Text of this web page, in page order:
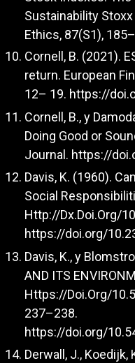
Sustainability
Ethics, 87(S1),
Cornell, B. (2021).
return. European
12– 19. https://
Cornell, B., y
Doing Good or
Journal. https://
Davis, K. (1960).
Social
Http://Dx.Doi.Org/
https://doi.org/
Davis, K., y
AND ITS
Https://Doi.Org/
237–238.
https://doi.org/
Derwall, J., Koedijk,